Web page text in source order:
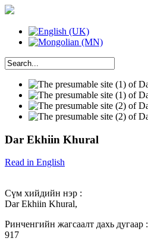
Dar Ekhiin Khural
Read in English
Сүм хийдийн нэр :
Dar Ekhiin Khural,
Ринченгийн жагсаалт дахь дугаар :
917